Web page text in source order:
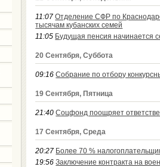
11:07 Отделение СФР по
тысячам кубанских семей
11:05 Будущая пенсия начинается
20 Сентября, Суббота
09:16 Собрание по отбору
19 Сентября, Пятница
21:40 Соцфонд поощряет
17 Сентября, Среда
20:27 Более 70 %
19:56 Заключение контракта на